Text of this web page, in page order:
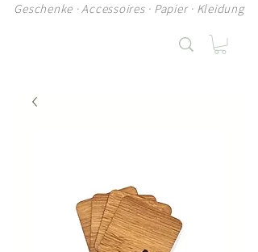
Geschenke · Accessoires · Papier · Kleidung